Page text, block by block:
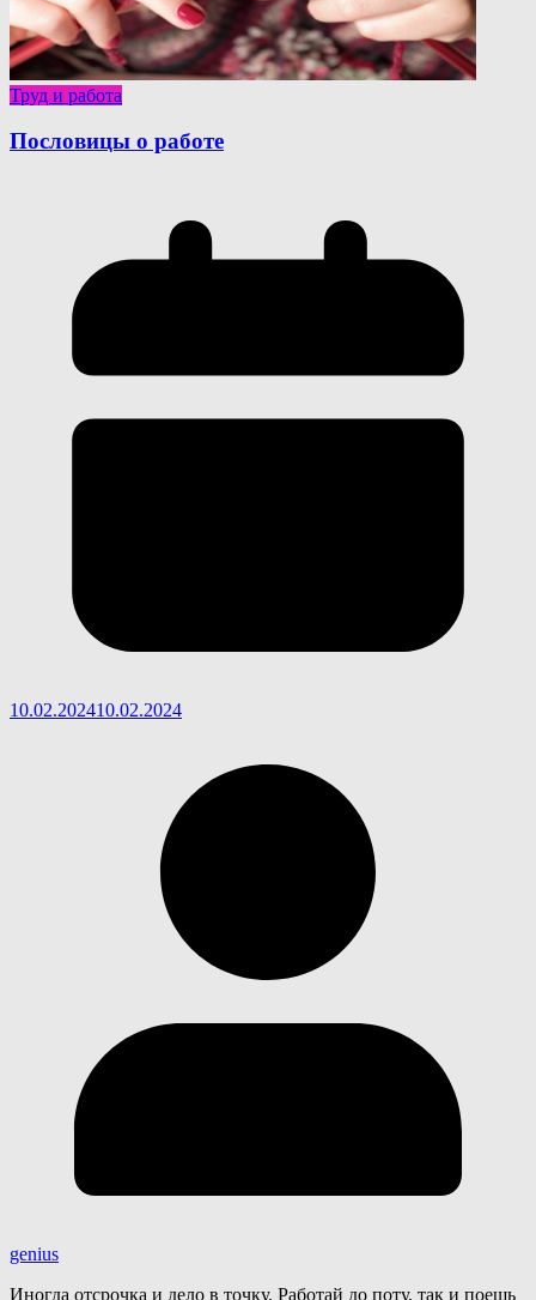
Труд и работа
Пословицы о работе
10.02.202410.02.2024
genius
Иногда отсрочка и дело в точку. Работай до поту, так и поешь